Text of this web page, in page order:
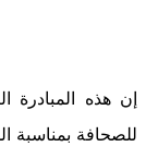
إن هذه